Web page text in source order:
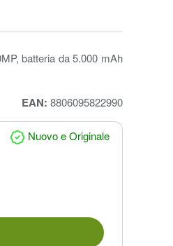
batteria da 5.000 mAh
EAN: 8806095822990
Nuovo e Originale